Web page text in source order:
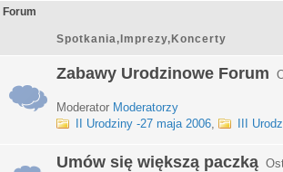
Forum
Spotkania,Imprezy,Koncerty
Zabawy Urodzinowe Forum
Moderator Moderatorzy
II Urodziny -27 maja 2006, III
Umów się większą paczką